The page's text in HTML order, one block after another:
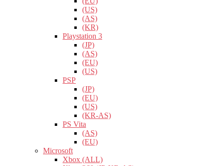
(US)
(AS)
(KR)
Playstation 3
(JP)
(AS)
(EU)
(US)
PSP
(JP)
(EU)
(US)
(KR-AS)
PS Vita
(AS)
(EU)
Microsoft
Xbox (ALL)